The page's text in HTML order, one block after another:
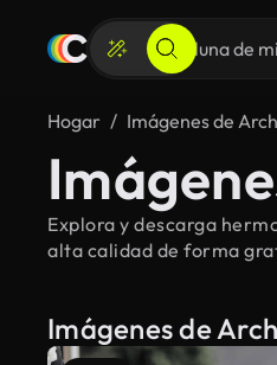
Hogar Imágenes de
Explora y descarga
alta calidad de forma
Imágenes de